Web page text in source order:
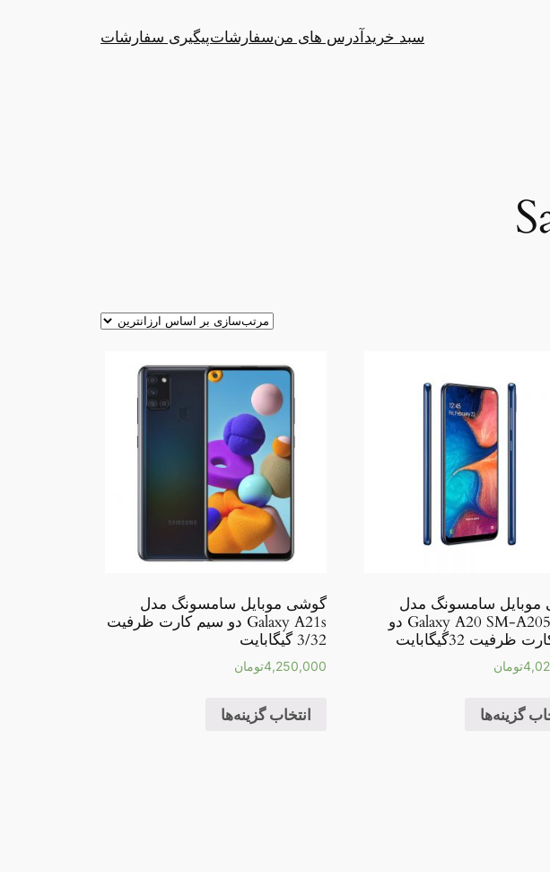
سبد خرید آدرس های منسفارشاتپیگیری سفارشات
سامسونگ مدل
Galaxy A20 SM-A205F/DS دو
32گیگابایت
تومان
گزینه‌ها
گوشی موبایل سامسونگ مدل
Galaxy A21s دو سیم کارت ظرفیت
3/32 گیگابایت
4,250,000تومان
انتخاب گزینه‌ها